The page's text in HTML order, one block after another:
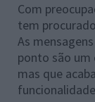
Com
tem
As
ponto são
mas que